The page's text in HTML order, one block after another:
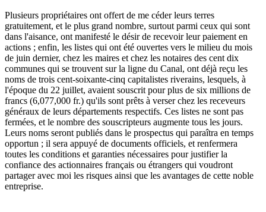
Plusieurs propriétaires ont offert de me céder leurs terres
gratuitement, et le plus grand nombre, surtout parmi ceux qui sont
dans l'aisance, ont manifesté le désir de recevoir leur paiement en
actions ; enfin, les listes qui ont été ouvertes vers le milieu du mois
de juin dernier, chez les maires et chez les notaires des cent dix
communes qui se trouvent sur la ligne du Canal, ont déjà reçu les
noms de trois cent-soixante-cinq capitalistes riverains, lesquels, à
l'époque du 22 juillet, avaient souscrit pour plus de six millions de
francs (6,077,000 fr.) qu'ils sont prêts à verser chez les receveurs
généraux de leurs départements respectifs. Ces listes ne sont pas
fermées, et le nombre des souscripteurs augmente tous les jours.
Leurs noms seront publiés dans le prospectus qui paraîtra en temps
opportun ; il sera appuyé de documents officiels, et renfermera
toutes les conditions et garanties nécessaires pour justifier la
confiance des actionnaires français ou étrangers qui voudront
partager avec moi les risques ainsi que les avantages de cette noble
entreprise.